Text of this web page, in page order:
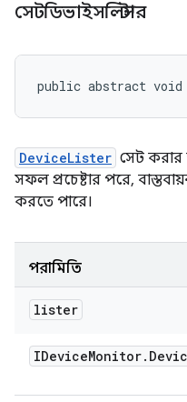
সেটডিভাইসলিস্টার
public abstract
DeviceLister সেট করার
সফল প্রচেষ্টার পরে,
করতে পারে।
পরামিতি
lister
IDeviceMonitor.